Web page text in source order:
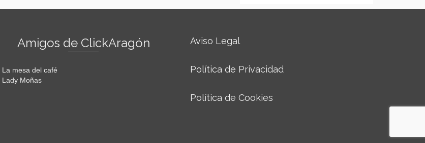
Amigos de ClickAragón
La mesa del café
Lady Moñas
Aviso Legal
Política de Privacidad
Política de Cookies